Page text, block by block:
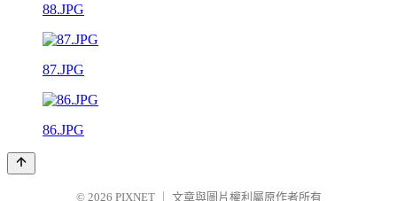
88.JPG
87.JPG
86.JPG
© 2026 PIXNET 文章與圖片權利屬原作者所有